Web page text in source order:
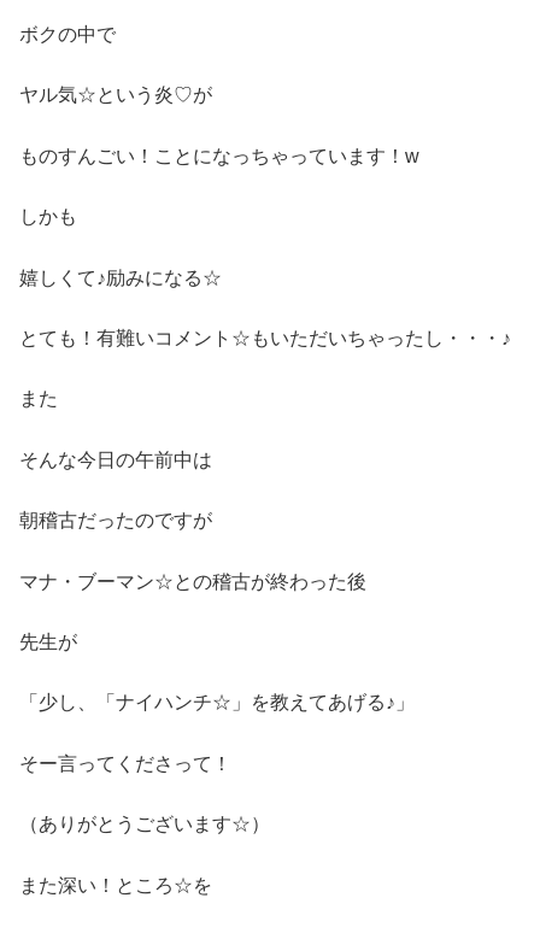
ボクの中で
ヤル気☆という炎♡が
ものすんごい！ことになっちゃっています！w
しかも
嬉しくて♪励みになる☆
とても！有難いコメント☆もいただいちゃったし・・・♪
また
そんな今日の午前中は
朝稽古だったのですが
マナ・ブーマン☆との稽古が終わった後
先生が
「少し、「ナイハンチ☆」を教えてあげる♪」
そー言ってくださって！
（ありがとうございます☆）
また深い！ところ☆を